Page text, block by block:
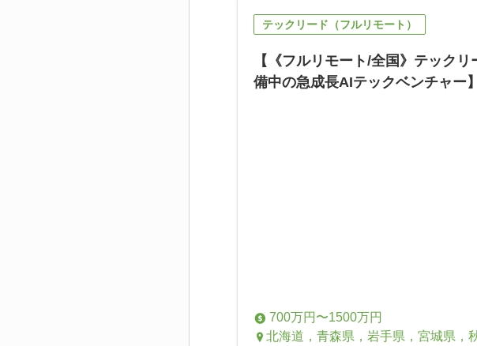
テックリード（フルリモート）
【《フルリモート/全国》テック
備中の急成長AIテックベンチャー】
700万円〜1500万円
北海道，青森県，岩手県，宮城県，